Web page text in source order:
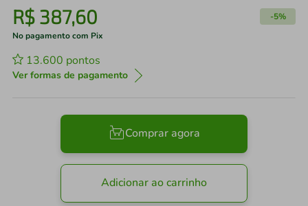
R$ 387,60 -5%
No pagamento com Pix
13.600 pontos
Ver formas de pagamento
Comprar agora
Adicionar ao carrinho